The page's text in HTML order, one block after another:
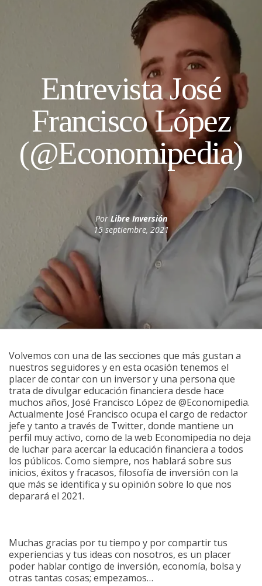
Entrevista José
Francisco López
(@Economipedia)
Por Libre Inversión
15 septiembre, 2021
Volvemos con una de las secciones que más gustan a
nuestros seguidores y en esta ocasión tenemos el
placer de contar con un inversor y una persona que
trata de divulgar educación financiera desde hace
muchos años, José Francisco López de @Economipedia.
Actualmente José Francisco ocupa el cargo de redactor
jefe y tanto a través de Twitter, donde mantiene un
perfil muy activo, como de la web Economipedia no deja
de luchar para acercar la educación financiera a todos
los públicos. Como siempre, nos hablará sobre sus
inicios, éxitos y fracasos, filosofía de inversión con la
que más se identifica y su opinión sobre lo que nos
deparará el 2021.
Muchas gracias por tu tiempo y por compartir tus
experiencias y tus ideas con nosotros, es un placer
poder hablar contigo de inversión, economía, bolsa y
otras tantas cosas; empezamos…